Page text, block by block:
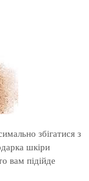
збігатися з
шкіри
вам підійде